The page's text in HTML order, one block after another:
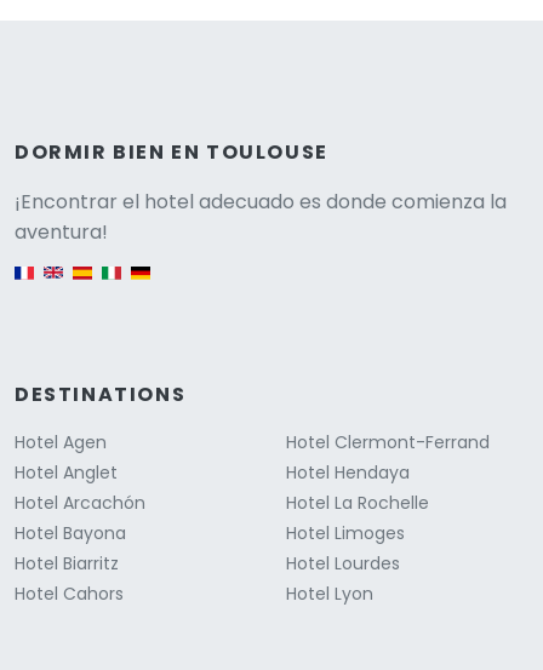
DORMIR BIEN EN TOULOUSE
¡Encontrar el hotel adecuado es donde comienza la
aventura!
English version
DESTINATIONS
Hotel Agen
Hotel Anglet
Hotel Arcachón
Hotel Bayona
Hotel Biarritz
Hotel Cahors
Hotel Clermont-Ferrand
Hotel Hendaya
Hotel La Rochelle
Hotel Limoges
Hotel Lourdes
Hotel Lyon